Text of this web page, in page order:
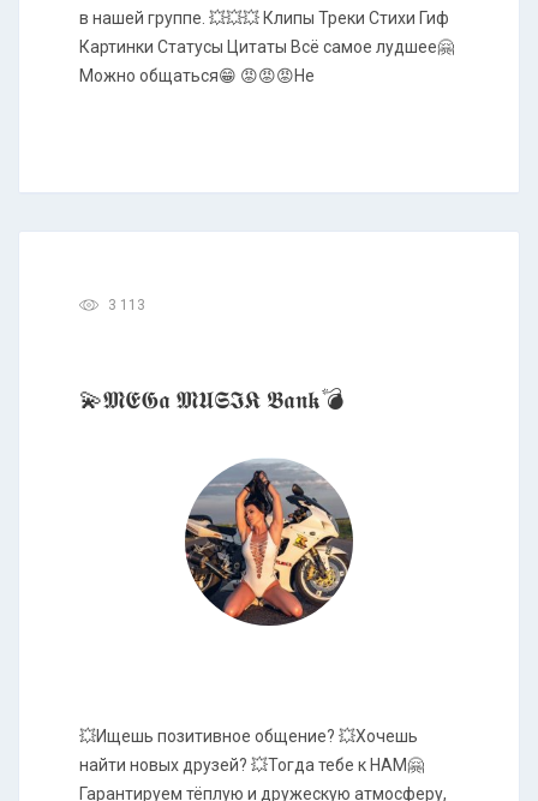
в нашей группе. 💥💥💥 Клипы Треки Стихи Гиф
Картинки Статусы Цитаты Всё самое лудшее🤗
Можно общаться😁 😡😡😡Не
3 113
💫𝕸𝕰𝕲𝖆 𝕸𝖀𝕾𝕴𝕶 𝕭𝖆𝖓𝖐💣
💥Ищешь позитивное общение? 💥Хочешь
найти новых друзей? 💥Тогда тебе к НАМ🤗
Гарантируем тёплую и дружескую атмосферу,